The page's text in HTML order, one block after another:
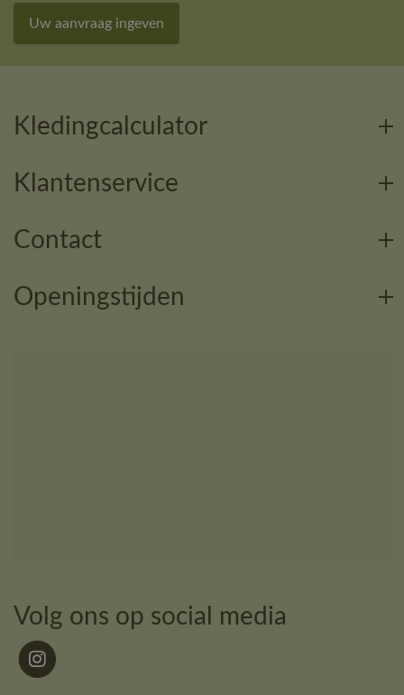
Uw aanvraag ingeven
Kledingcalculator
Klantenservice
Contact
Openingstijden
Volg ons op social media